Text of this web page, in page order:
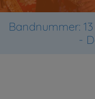
Bandnummer:
-